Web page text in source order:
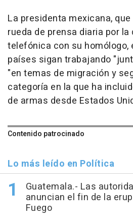
La presidenta mexicana,
rueda de prensa diaria por
telefónica con su homólogo,
países sigan trabajando
"en temas de migración y
categoría en la que ha
de armas desde Estados
Contenido patrocinado
Lo más leído en Política
Guatemala.- Las
anuncian el fin de la
Fuego